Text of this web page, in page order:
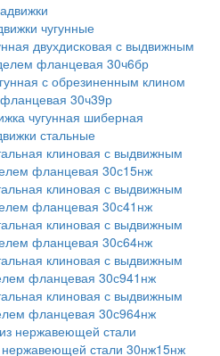
чугунные
двухдисковая с выдвижным
фланцевая 30ч6бр
с обрезиненным клином
фланцевая 30ч39р
чугунная шиберная
стальные
клиновая с выдвижным
фланцевая 30с15нж
клиновая с выдвижным
фланцевая 30с41нж
клиновая с выдвижным
фланцевая 30с64нж
клиновая с выдвижным
фланцевая 30с941нж
клиновая с выдвижным
фланцевая 30с964нж
нержавеющей стали
нержавеющей стали 30нж15нж